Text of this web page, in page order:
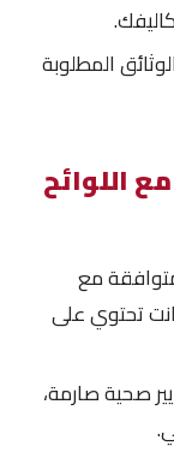
المطلوبة
اللوائح
مع
تحتوي على
صحية صارمة،